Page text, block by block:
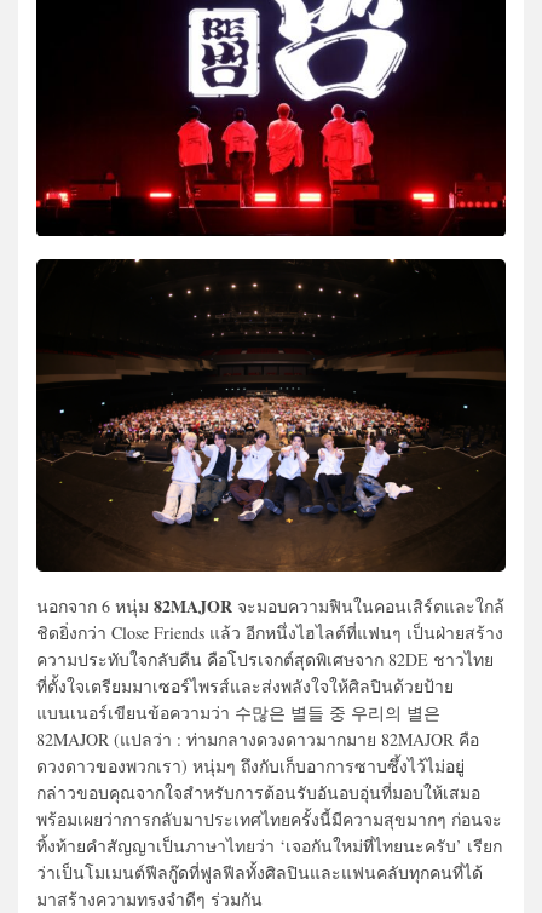
นอกจาก 6 หนุ่ม 82MAJOR จะมอบความฟินในคอนเสิร์ตและใกล้
ชิดยิ่งกว่า Close Friends แล้ว อีกหนึ่งไฮไลต์ที่แฟนๆ เป็นฝ่ายสร้าง
ความประทับใจกลับคืน คือโปรเจกต์สุดพิเศษจาก 82DE ชาวไทย
ที่ตั้งใจเตรียมมาเซอร์ไพรส์และส่งพลังใจให้ศิลปินด้วยป้าย
แบนเนอร์เขียนข้อความว่า 수많은 별들 중 우리의 별은
82MAJOR (แปลว่า : ท่ามกลางดวงดาวมากมาย 82MAJOR คือ
ดวงดาวของพวกเรา) หนุ่มๆ ถึงกับเก็บอาการซาบซึ้งไว้ไม่อยู่
กล่าวขอบคุณจากใจสำหรับการต้อนรับอันอบอุ่นที่มอบให้เสมอ
พร้อมเผยว่าการกลับมาประเทศไทยครั้งนี้มีความสุขมากๆ ก่อนจะ
ทิ้งท้ายคำสัญญาเป็นภาษาไทยว่า ‘เจอกันใหม่ที่ไทยนะครับ’ เรียก
ว่าเป็นโมเมนต์ฟีลกู๊ดที่ฟูลฟีลทั้งศิลปินและแฟนคลับทุกคนที่ได้
มาสร้างความทรงจำดีๆ ร่วมกัน